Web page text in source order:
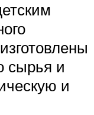
сырья и
и